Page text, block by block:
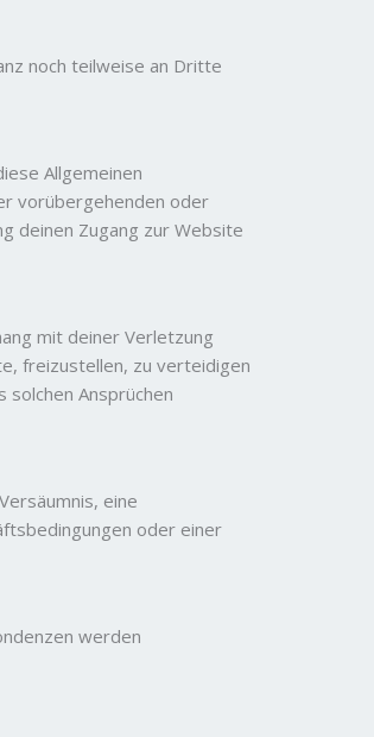
noch teilweise an Dritte
Allgemeinen
vorübergehenden oder
deinen Zugang zur Website
mit deiner Verletzung
freizustellen, zu verteidigen
solchen Ansprüchen
eine
oder einer
werden